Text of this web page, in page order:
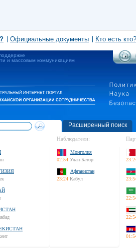
Официальные документы Кто есть кто?
и массовым коммуникациям
Расширенный поиск
Наблюдатели:
Монголия
02:54 Улан-Батор
Афганистан
23:24 Кабул